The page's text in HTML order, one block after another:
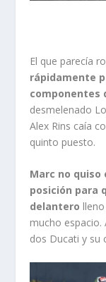
El que parecía
rápidamente
componentes
desmelenado
Alex Rins caía
quinto puesto.
Marc no quiso
posición para
delantero
mucho espacio.
dos Ducati y su